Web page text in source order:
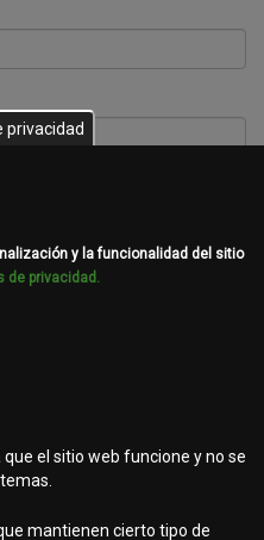
privacidad
y la funcionalidad del sitio
de privacidad.
el sitio web funcione y no se
mantienen cierto tipo de